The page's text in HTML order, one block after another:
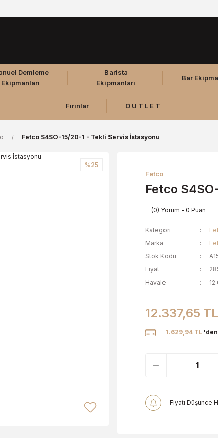
Demleme
Ekipmanları
Barista
Ekipmanları
Bar
Fırınlar O U T L E T
Fetco S4SO-15/20-1 - Tekli Servis İstasyonu
%25
Fetco
Fetco
(0) Yorum - 0 Puan
Kategori
Marka
Stok Kodu
Fiyat
Havale
12.337,65 TL
1.629,94 TL
Fiyatı Düşünce